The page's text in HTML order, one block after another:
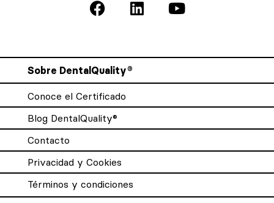
Sobre DentalQuality®
Conoce el Certificado
Blog DentalQuality®
Contacto
Privacidad y Cookies
Términos y condiciones